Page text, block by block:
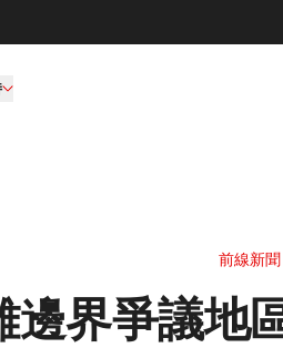
前線新聞
邊界爭議地